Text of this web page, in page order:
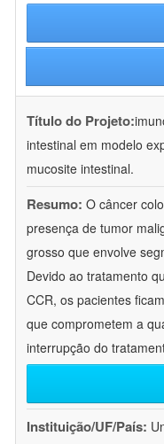
Título do Projeto:
intestinal em modelo
mucosite intestinal.
Resumo: O câncer
presença de tumor
grosso que envolve
Devido ao tratamento
CCR, os pacientes
que comprometem a
interrupção do
Instituição/UF/País: